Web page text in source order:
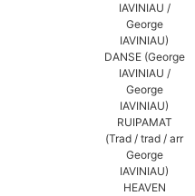
IAVINIAU /
George
IAVINIAU)
DANSE (George
IAVINIAU /
George
IAVINIAU)
RUIPAMAT
(Trad / trad / arr
George
IAVINIAU)
HEAVEN